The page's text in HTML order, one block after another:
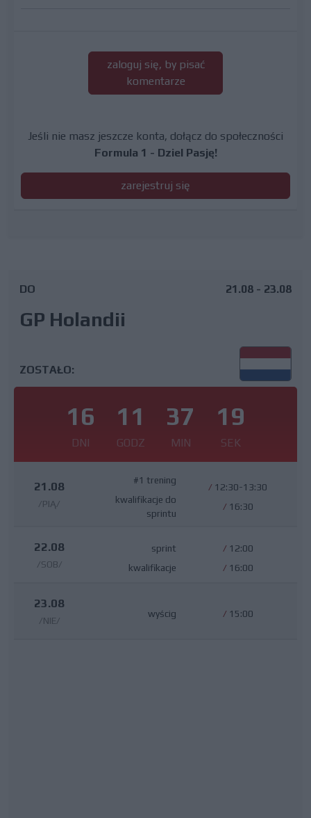
zaloguj się, by pisać
komentarze
Jeśli nie masz jeszcze konta, dołącz do społeczności
Formula 1 - Dziel Pasję!
zarejestruj się
DO
GP Holandii
21.08 - 23.08
ZOSTAŁO:
16
DNI
11
GODZ
37
MIN
18
SEK
21.08
/PIĄ/
#1 trening
kwalifikacje do
sprintu
/ 12:30-13:30
/ 16:30
22.08
/SOB/
sprint
kwalifikacje
/ 12:00
/ 16:00
23.08
/NIE/
wyścig / 15:00